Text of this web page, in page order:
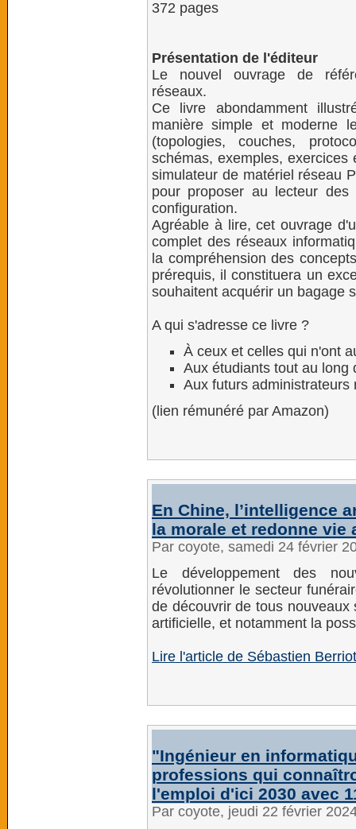
372 pages
Présentation de l'éditeur
Le nouvel ouvrage de
réseaux.
Ce livre abondamment
manière simple et moderne
(topologies, couches,
schémas, exemples,
simulateur de matériel réseau
pour proposer au lecteur
configuration.
Agréable à lire, cet ouvrage
complet des réseaux
la compréhension des
prérequis, il constituera un
souhaitent acquérir un bagage
A qui s'adresse ce livre ?
À ceux et celles qui n'ont
Aux étudiants tout au long
Aux futurs administrateurs
(lien rémunéré par Amazon)
En Chine, l’intelligence
la morale et redonne vie
Par coyote, samedi 24 février
Le développement des
révolutionner le secteur
de découvrir de tous nouveaux
artificielle, et notamment la
Lire l'article de Sébastien
"Ingénieur en
professions qui
l'emploi d'ici 2030 avec
Par coyote, jeudi 22 février